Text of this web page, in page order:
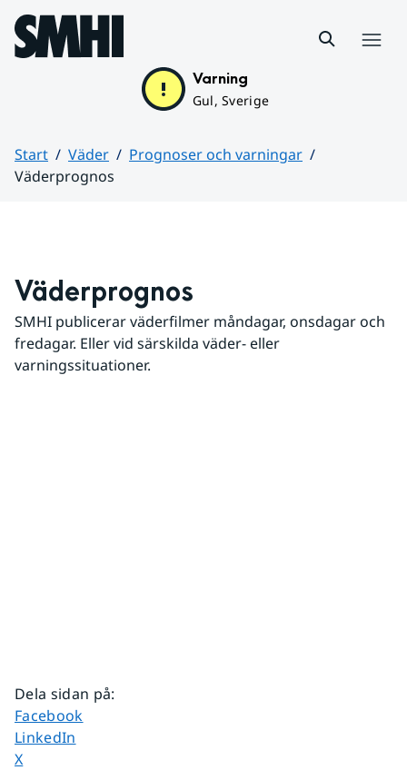
Hoppa till sidans innehåll
Varning
Gul, Sverige
Start Väder
Prognoser och varningar
Väderprognos
Väderprognos
SMHI publicerar väderfilmer måndagar, onsdagar och
fredagar. Eller vid särskilda väder- eller
varningssituationer.
Dela sidan på:
Dela sidan på
Facebook
Dela sidan på
LinkedIn
Dela sidan på
X